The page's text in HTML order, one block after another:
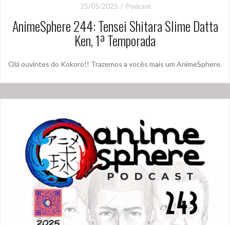
25/05/2025 Podcast
AnimeSphere 244: Tensei Shitara Slime Datta
Ken, 1ª Temporada
Olá ouvintes do Kokoro!! Trazemos a vocês mais um AnimeSphere.